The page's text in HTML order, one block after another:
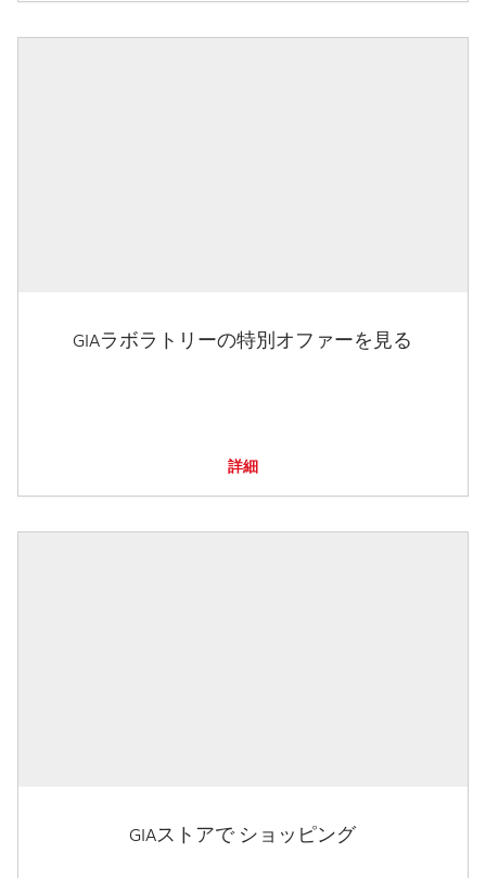
GIAラボラトリーの特別オファーを見る
詳細
GIAストアで ショッピング